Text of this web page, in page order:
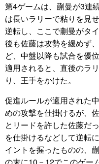
第4ゲームは、蒯曼が3連
は長いラリーで粘りを見
逆転し、ここで蒯曼がタ
後も佐藤は攻勢を緩めず
ど、中盤以降も試合を優
適用されると、直後のラ
り、王手をかけた。
促進ルールが適用された
めの攻撃を仕掛けるが、
とリードを許した佐藤だ
を仕掛けるなどして逆転
イントを握ったものの、